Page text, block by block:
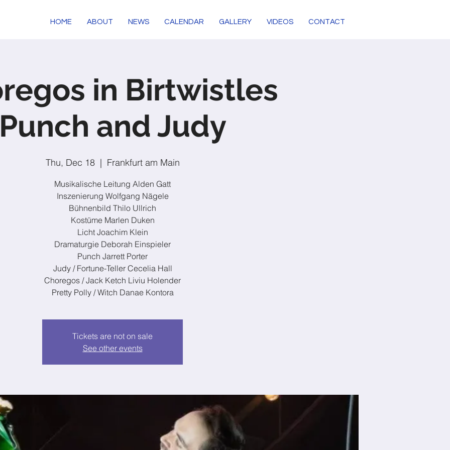
HOME ABOUT NEWS CALENDAR GALLERY VIDEOS CONTACT
in Birtwistles
and Judy
Thu, Dec 18
  |
Frankfurt am Main
Musikalische Leitung Alden Gatt
Inszenierung Wolfgang Nägele
Bühnenbild Thilo Ullrich
Kostüme Marlen Duken
Licht Joachim Klein
Dramaturgie Deborah Einspieler
Punch Jarrett Porter
Judy / Fortune-Teller Cecelia Hall
Choregos / Jack Ketch Liviu Holender
Pretty Polly / Witch Danae Kontora
Tickets are not on sale
See other events